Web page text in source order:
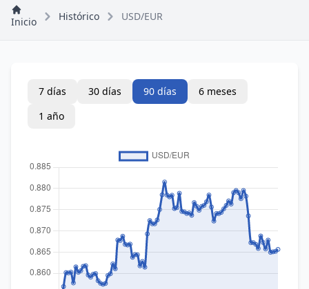
Inicio Histórico USD/EUR
7 días 30 días 90 días
6 meses
1 año